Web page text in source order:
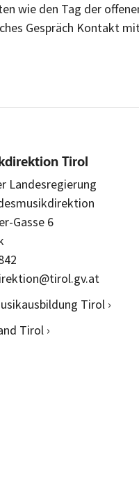
wie den Tag der
Gespräch Kontakt
Tirol
Landesregierung
Gasse 6
Tirol ›
Tirol ›